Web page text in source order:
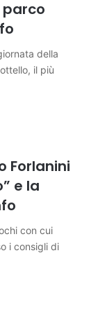
della
il più
Forlanini
e la
con cui
i consigli di